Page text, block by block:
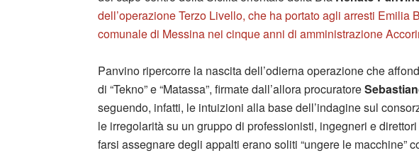
dell’operazione Terzo Livello, che ha portato agli arresti Emilia
comunale di Messina nei cinque anni di amministrazione
Panvino ripercorre la nascita dell’odierna operazione che
di “Tekno” e “Matassa”, firmate dall’allora procuratore
seguendo, infatti, le intuizioni alla base dell’indagine sul
le irregolarità su un gruppo di professionisti, ingegneri e
farsi assegnare degli appalti erano soliti “ungere le macchine”